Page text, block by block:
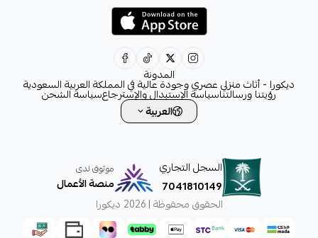
decora6586@gmail.com
المدونة
ديكورا - أثاث منزلي عصري وجودة عالية في المملكة العربية السعودية
رؤيتنا ورسالتناسياسة الإستبدال والإسترجاعسياسة الشحن
العربية
السجل التجاري
7041810149
موثوق لدى
منصة الأعمال
الحقوق محفوظة | 2026
ديكورا